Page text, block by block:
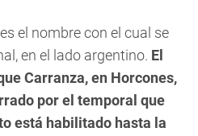
el nombre con el cual se
en el lado argentino. El
Carranza, en Horcones,
por el temporal que
está habilitado hasta la